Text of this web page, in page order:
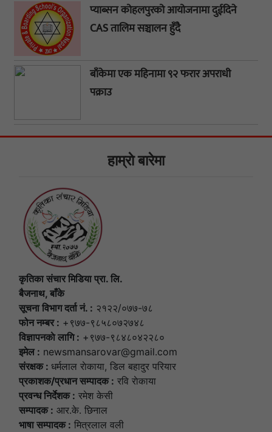
प्याब्सन कोहलपुरको आयोजनामा दुईदिने
CAS तालिम सञ्चालन हुँदै
बाँकेमा एक महिनामा ९२ फरार अपराधी
पक्राउ
हाम्राे बारेमा
कृतिका संचार मिडिया प्रा. लि.
बैजनाथ, बाँके
सूचना विभाग दर्ता नं. : २१२२/०७७-७८
फोन नम्बर : +९७७-९८५८०७२७४८
विज्ञापनकाे लागि : +९७७-९८४८०४२२८०
इमेल : newsmansarovar@gmail.com
संरक्षक : धर्मलाल राेकाया, डिल बहादुर परियार
प्रकाशक/प्रधान सम्पादक : रवि राेकाया
प्रवन्ध निर्देशक : रमेश केसी
सम्पादक : आर.के. छिनाल
भाषा सम्पादक : मित्रलाल वली